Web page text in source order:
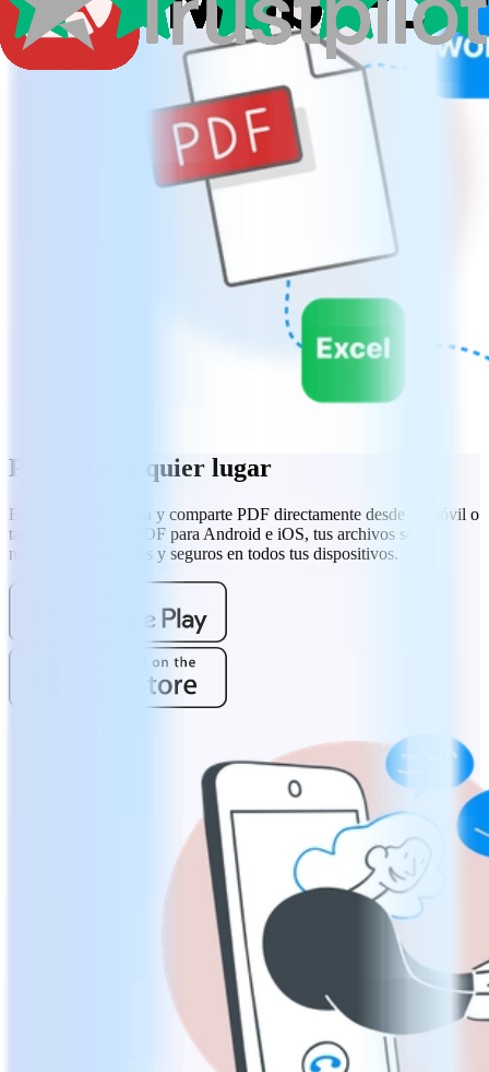
PDF en cualquier lugar
Escanea, firma, edita y comparte PDF directamente desde tu móvil o
tableta. Con MobiPDF para Android e iOS, tus archivos se
mantienen accesibles y seguros en todos tus dispositivos.